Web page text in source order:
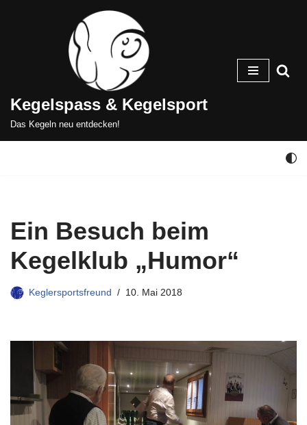
Kegelspass & Kegelsport
Das Kegeln neu entdecken!
Ein Besuch beim
Kegelklub „Humor“
Keglersportsfreund 10. Mai 2018